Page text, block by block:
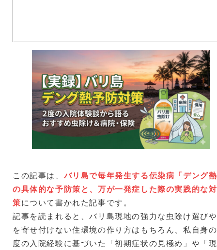
この記事は、バリ島で毎年発生する伝染病「デング
の具体的な予防策と、万が一発症した際の実践的な
策について書かれた記事です。
記事を読まれると、バリ島現地の強力な虫除け選び
を寄せ付けない住環境の作り方はもちろん、私自身
度の入院経験に基づいた「初期症状の見極め」や「